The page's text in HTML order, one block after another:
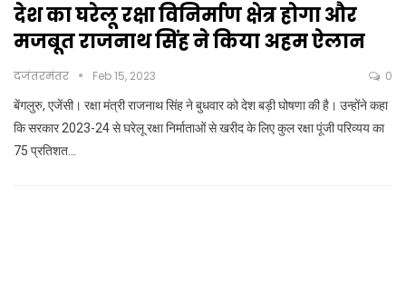
देश का घरेलू रक्षा विनिर्माण क्षेत्र होगा और
मजबूत राजनाथ सिंह ने किया अहम ऐलान
दजंतरमंतर Feb 15, 2023 0
बेंगलुरु, एजेंसी। रक्षा मंत्री राजनाथ सिंह ने बुधवार को देश बड़ी घोषणा की है। उन्होंने कहा
कि सरकार 2023-24 से घरेलू रक्षा निर्माताओं से खरीद के लिए कुल रक्षा पूंजी परिव्यय का
75 प्रतिशत…